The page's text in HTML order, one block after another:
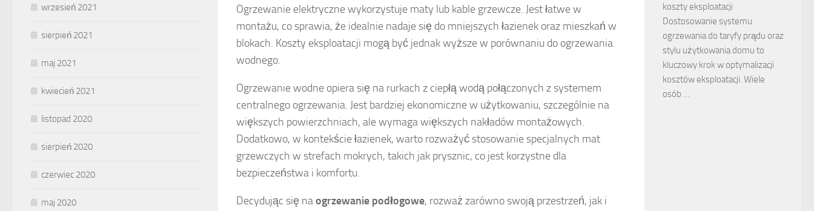
Ogrzewanie elektryczne wykorzystuje maty lub kable grzewcze. Jest łatwe w
montażu, co sprawia, że idealnie nadaje się do mniejszych łazienek oraz mieszkań w
blokach. Koszty eksploatacji mogą być jednak wyższe w porównaniu do ogrzewania
wodnego.
Ogrzewanie wodne opiera się na rurkach z ciepłą wodą połączonych z systemem
centralnego ogrzewania. Jest bardziej ekonomiczne w użytkowaniu, szczególnie na
większych powierzchniach, ale wymaga większych nakładów montażowych.
Dodatkowo, w kontekście łazienek, warto rozważyć stosowanie specjalnych mat
grzewczych w strefach mokrych, takich jak prysznic, co jest korzystne dla
bezpieczeństwa i komfortu.
Decydując się naogrzewanie podłogowe, rozważ zarówno swoją przestrzeń, jak i
wrzesień 2021
sierpień 2021
maj 2021
kwiecień 2021
listopad 2020
sierpień 2020
czerwiec 2020
maj 2020
koszty eksploatacji
Dostosowanie systemu
ogrzewania do taryfy prądu oraz
stylu użytkowania domu to
kluczowy krok w optymalizacji
kosztów eksploatacji. Wiele
osób …